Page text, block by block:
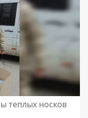
теплых носков